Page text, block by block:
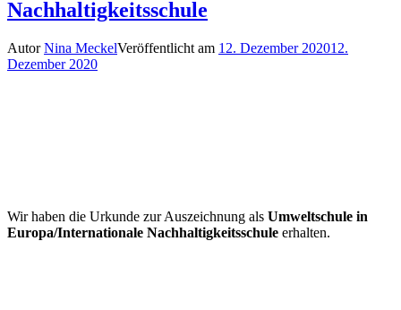
Nachhaltigkeitsschule
AutorNina MeckelVeröffentlicht am 12. Dezember 202012.
Dezember 2020
Wir haben die Urkunde zur Auszeichnung als Umweltschule in
Europa/Internationale Nachhaltigkeitsschule erhalten.